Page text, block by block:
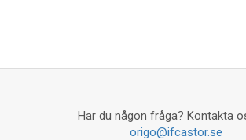
Har du någon fråga? Kontakta
origo@ifcastor.se